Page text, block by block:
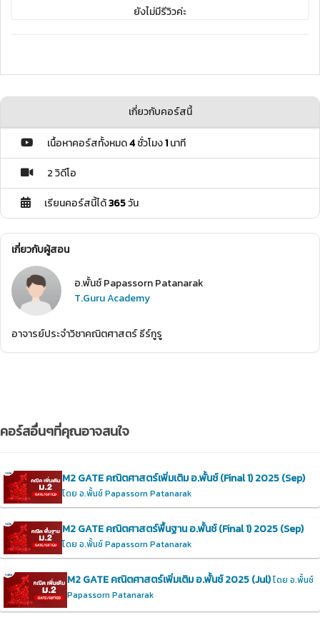
ยังไม่มีรีวิวค่ะ
เกี่ยวกับคอร์สนี้
เนื้อหาคอร์สทั้งหมด4ชั่วโมง1นาที
2 วิดีโอ
เรียนคอร์สนี้ได้365วัน
เกี่ยวกับผู้สอน
อ.พั้นช์ Papassorn Patanarak
T.Guru Academy
อาจารย์ประจำวิชาคณิตศาสตร์ ธีร์กูรู
คอร์สอื่นๆที่คุณอาจสนใจ
M2 GATE คณิตศาสตร์เพิ่มเติม อ.พั้นช์ (Final 1) 2025 (Sep)
โดย อ.พั้นช์ Papassorn Patanarak
M2 GATE คณิตศาสตร์พื้นฐาน อ.พั้นช์ (Final 1) 2025 (Sep)
โดย อ.พั้นช์ Papassorn Patanarak
M2 GATE คณิตศาสตร์เพิ่มเติม อ.พั้นช์ 2025 (Jul)โดย อ.พั้นช์
Papassorn Patanarak